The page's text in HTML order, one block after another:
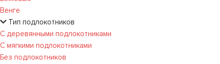
Венге
Тип подлокотников
С деревянными подлокотниками
С мягкими подлокотниками
Без подлокотников